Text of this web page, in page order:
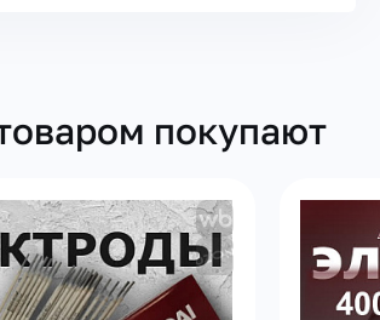
покупают